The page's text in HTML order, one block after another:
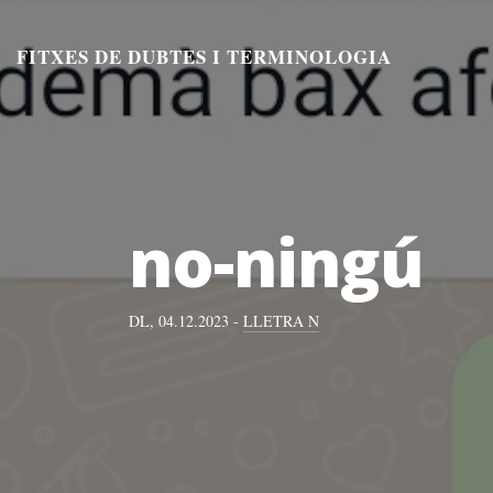
contingut
FITXES DE DUBTES I TERMINOLOGIA
no-ningú
DL, 04.12.2023 - LLETRA N